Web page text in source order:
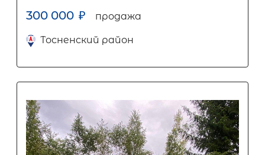
300 000 ₽ продажа
Тосненский район